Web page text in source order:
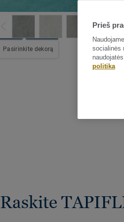
Pasirinkite dekorą
Raskite
Prieš
socialinės
politika